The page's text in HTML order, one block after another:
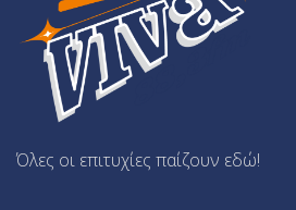
Όλες οι επιτυχίες παίζουν εδώ!